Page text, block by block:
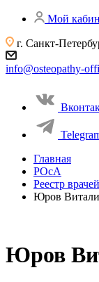
Мой
г. Санкт-
info@osteopathy-
Главная
РОсА
Реестр
Юров
Юров